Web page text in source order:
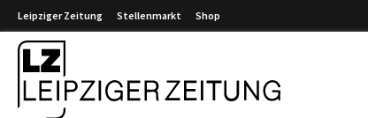
Leipziger Zeitung Stellenmarkt Shop